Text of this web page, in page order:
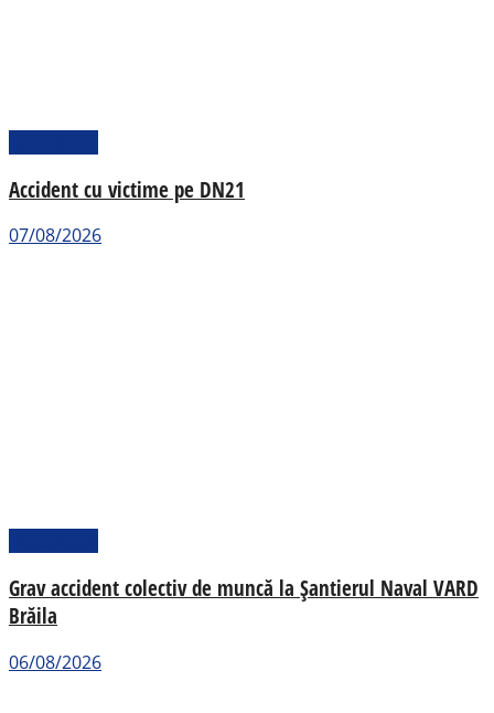
Accident cu victime pe DN21
07/08/2026
Grav accident colectiv de muncă la Șantierul Naval VARD
Brăila
06/08/2026